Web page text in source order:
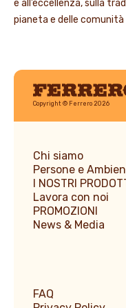
e all’eccellenza, sulla
pianeta e delle comunità
Ferrero
Copyright © Ferrero 2026
Chi siamo
Persone e
I NOSTRI
Lavora con noi
PROMOZIONI
News & Media
FAQ